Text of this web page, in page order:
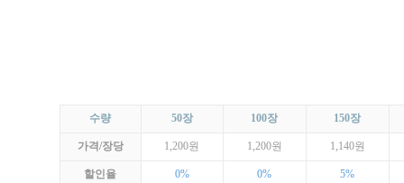
수량 50장 100장 150장
가격/장당 1,200원 1,200원 1,140원
할인율 0% 0% 5%